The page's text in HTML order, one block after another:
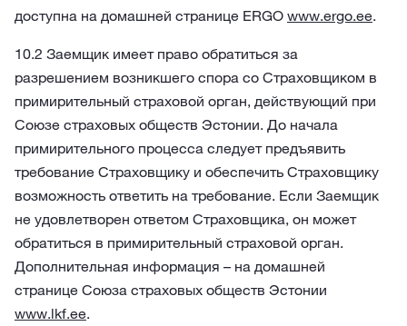
доступна на домашней странице ERGO www.ergo.ee.
10.2 Заемщик имеет право обратиться за
разрешением возникшего спора со Страховщиком в
примирительный страховой орган, действующий при
Союзе страховых обществ Эстонии. До начала
примирительного процесса следует предъявить
требование Страховщику и обеспечить Страховщику
возможность ответить на требование. Если Заемщик
не удовлетворен ответом Страховщика, он может
обратиться в примирительный страховой орган.
Дополнительная информация – на домашней
странице Союза страховых обществ Эстонии
www.lkf.ee.